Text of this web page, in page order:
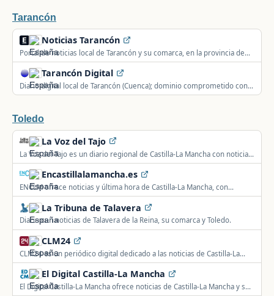
Tarancón
Noticias Tarancón
Portal de noticias local de Tarancón y su comarca, en la provincia de
Cuenca.
Tarancón Digital
Diario digital local de Tarancón (Cuenca); dominio comprometido con
inyección masiva de spam SEO de casinos en varios idiomas, pero
Toledo
La Voz del Tajo
La Voz del Tajo es un diario regional de Castilla-La Mancha con noticias
de política, deportes, cultura y sucesos de sus municipios y
provincias.Encastillalamancha.es
ENCLM ofrece noticias y última hora de Castilla-La Mancha, con
información de sus cinco provincias.
La Tribuna de Talavera
Diario con noticias de Talavera de la Reina, su comarca y Toledo.
CLM24
CLM24 es un periódico digital dedicado a las noticias de Castilla-La
Mancha.
El Digital Castilla-La Mancha
El Digital Castilla-La Mancha ofrece noticias de Castilla-La Mancha y sus